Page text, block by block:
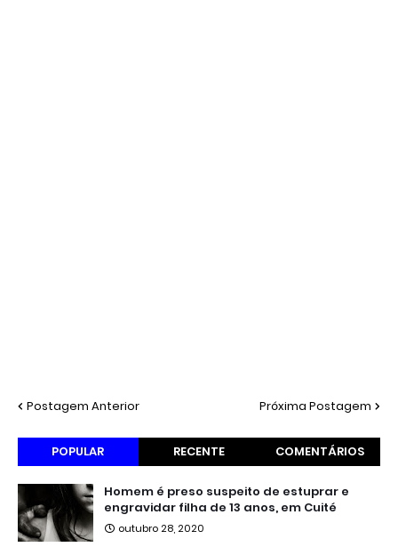
Postagem Anterior Próxima Postagem
POPULAR RECENTE COMENTÁRIOS
Homem é preso suspeito de estuprar e
engravidar filha de 13 anos, em Cuité
outubro 28, 2020